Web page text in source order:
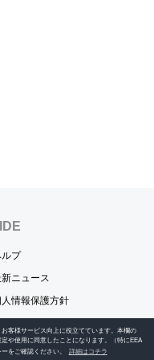
客様サービス向上に役立てています。本欄の
や使用に同意したことになります。（特にEEA
をご確認ください。
詳細はコチラ
ルプ
ニュース
人情報保護方針